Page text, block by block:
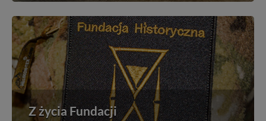
Z życia Fundacji